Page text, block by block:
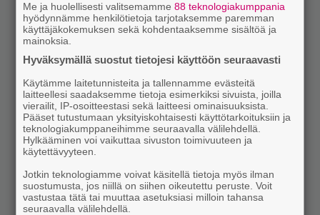
Me ja huolellisesti valitsemamme88 teknologiakumppania
hyödynnämme henkilötietoja tarjotaksemme paremman
käyttäjäkokemuksen sekä kohdentaaksemme sisältöä ja
mainoksia.
Hyväksymällä suostut tietojesi käyttöön seuraavasti
Käytämme laitetunnisteita ja tallennamme evästeitä
laitteellesi saadaksemme tietoja esimerkiksi sivuista, joilla
vierailit, IP-osoitteestasi sekä laitteesi ominaisuuksista.
Pääset tutustumaan yksityiskohtaisesti käyttötarkoituksiin ja
teknologiakumppaneihimme seuraavalla välilehdellä.
Hylkääminen voi vaikuttaa sivuston toimivuuteen ja
käytettävyyteen.
Jotkin teknologiamme voivat käsitellä tietoja myös ilman
suostumusta, jos niillä on siihen oikeutettu peruste. Voit
vastustaa tätä tai muuttaa asetuksiasi milloin tahansa
seuraavalla välilehdellä.